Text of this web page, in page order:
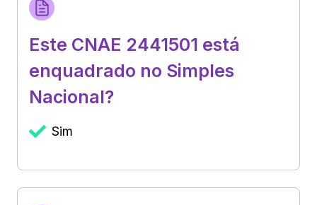
Este CNAE 2441501 está
enquadrado no Simples
Nacional?
Sim